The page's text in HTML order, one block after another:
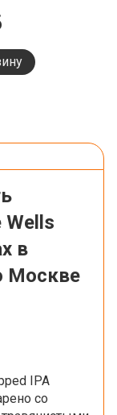
Wells
в
Москве
IPA
cо